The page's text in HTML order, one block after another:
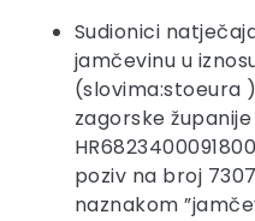
Sudionici
jamčevinu u
(slovima:stoeura
zagorske županije
poziv na broj
naznakom